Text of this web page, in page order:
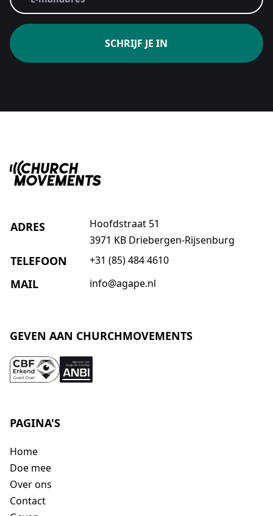
mailadres
(Vereist)
ADRES
Hoofdstraat 51
3971 KB Driebergen-Rijsenburg
TELEFOON +31 (85) 484 4610
MAIL info@agape.nl
GEVEN AAN CHURCHMOVEMENTS
PAGINA'S
Home
Doe mee
Over ons
Contact